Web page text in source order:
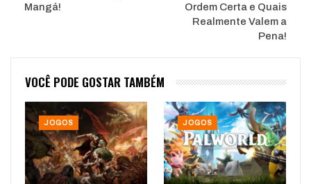
Mangá!
Ordem Certa e Quais
Realmente Valem a
Pena!
VOCÊ PODE GOSTAR TAMBÉM
JOGOS JOGOS